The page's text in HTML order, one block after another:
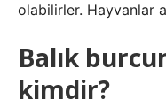
olabilirler. Hayvanlar
Balık
kimdir?